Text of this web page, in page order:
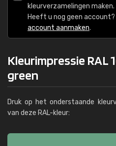
kleurverzamelingen maken.
Heeft u nog geen
account aanmaken.
Kleurimpressie RAL
green
Druk op het onderstaande
van deze RAL-kleur: